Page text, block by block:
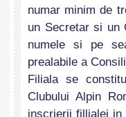
numar minim de
un Secretar si un
numele si pe
prealabile a
Filiala se
Clubului Alpin
inscrierii fillialei in